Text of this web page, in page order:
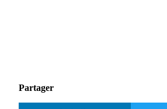
Partager